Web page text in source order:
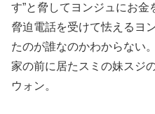
す”と脅してヨンジュにお金
脅迫電話を受けて怯えるヨ
たのが誰なのかわからない。
家の前に居たスミの妹スジ
ウォン。